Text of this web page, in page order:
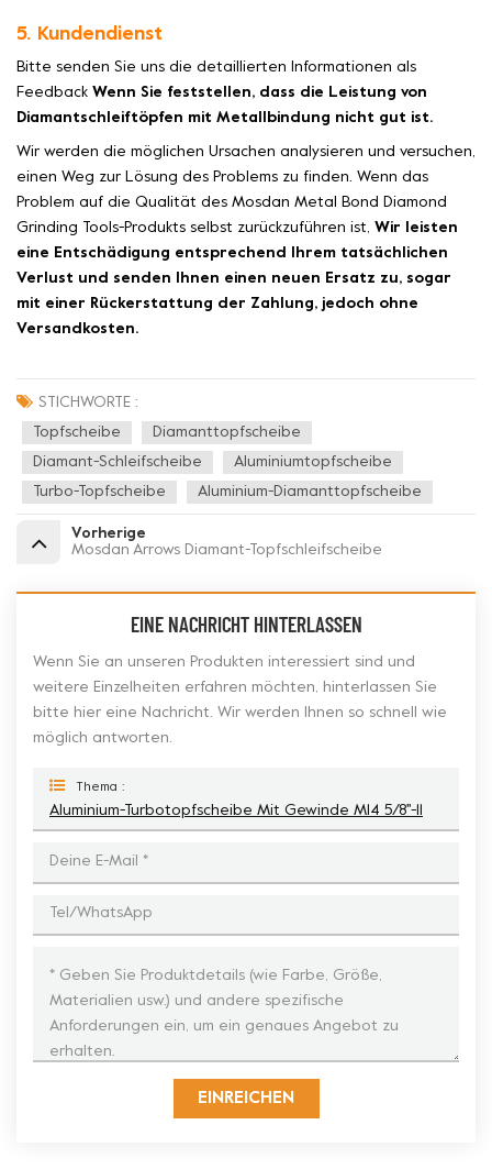
5. Kundendienst
Bitte senden Sie uns die detaillierten Informationen als
Feedback Wenn Sie feststellen, dass die Leistung von
Diamantschleiftöpfen mit Metallbindung nicht gut ist.
Wir werden die möglichen Ursachen analysieren und versuchen,
einen Weg zur Lösung des Problems zu finden. Wenn das
Problem auf die Qualität des Mosdan Metal Bond Diamond
Grinding Tools-Produkts selbst zurückzuführen ist, Wir leisten
eine Entschädigung entsprechend Ihrem tatsächlichen
Verlust und senden Ihnen einen neuen Ersatz zu, sogar
mit einer Rückerstattung der Zahlung, jedoch ohne
Versandkosten.
STICHWORTE :
Topfscheibe Diamanttopfscheibe
Diamant-Schleifscheibe Aluminiumtopfscheibe
Turbo-Topfscheibe Aluminium-Diamanttopfscheibe
Vorherige
Mosdan Arrows Diamant-Topfschleifscheibe
EINE NACHRICHT HINTERLASSEN
Wenn Sie an unseren Produkten interessiert sind und
weitere Einzelheiten erfahren möchten, hinterlassen Sie
bitte hier eine Nachricht. Wir werden Ihnen so schnell wie
möglich antworten.
Thema :
Aluminium-Turbotopfscheibe Mit Gewinde M14 5/8''-11
EINREICHEN